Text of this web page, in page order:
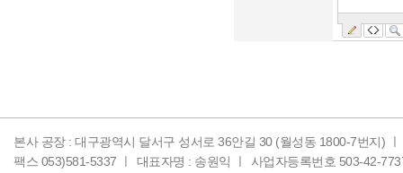
본사 공장 : 대구광역시 달서구 성서로 36안길 30 (월성동 1800-7번지) ㅣ
팩스 053)581-5337 ㅣ
대표자명 : 송원익 ㅣ
사업자등록번호 503-42-